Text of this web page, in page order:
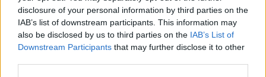
disclosure of your personal information by third parties on the
IAB’s list of downstream participants. This information may
also be disclosed by us to third parties on the IAB’s List of
Downstream Participants that may further disclose it to other
20 de rețete de salate de vară fără prelucrare termică
06.08.2026